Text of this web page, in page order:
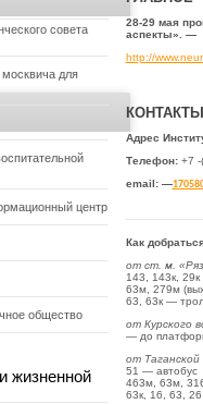
совета
для
центр
общество
жизненной
28-29 мая
аспекты». —
http://
КОНТАКТЫ
Адрес
Телефон: +7 -
email:—
Как
от ст. м.
143, 143к,
63м, 279м
63, 63к —
от Курского
— до
от
51 — автобус
463м, 63м,
63к, 16, 63,